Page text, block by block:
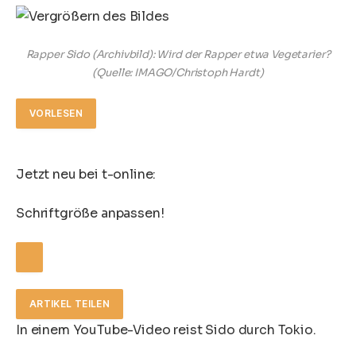
Rapper Sido (Archivbild): Wird der Rapper etwa Vegetarier?
(Quelle: IMAGO/Christoph Hardt)
VORLESEN
Jetzt neu bei t-online:
Schriftgröße anpassen!
ARTIKEL TEILEN
In einem YouTube-Video reist Sido durch Tokio.